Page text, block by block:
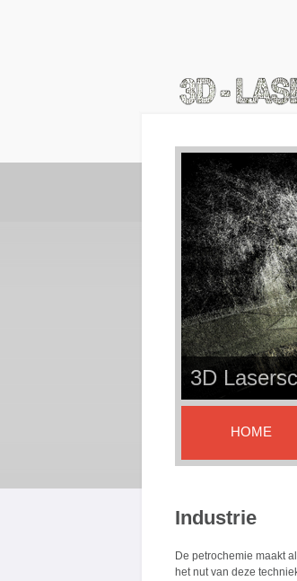
3D
HOME
Industrie
De petrochemie maakt
het nut van deze